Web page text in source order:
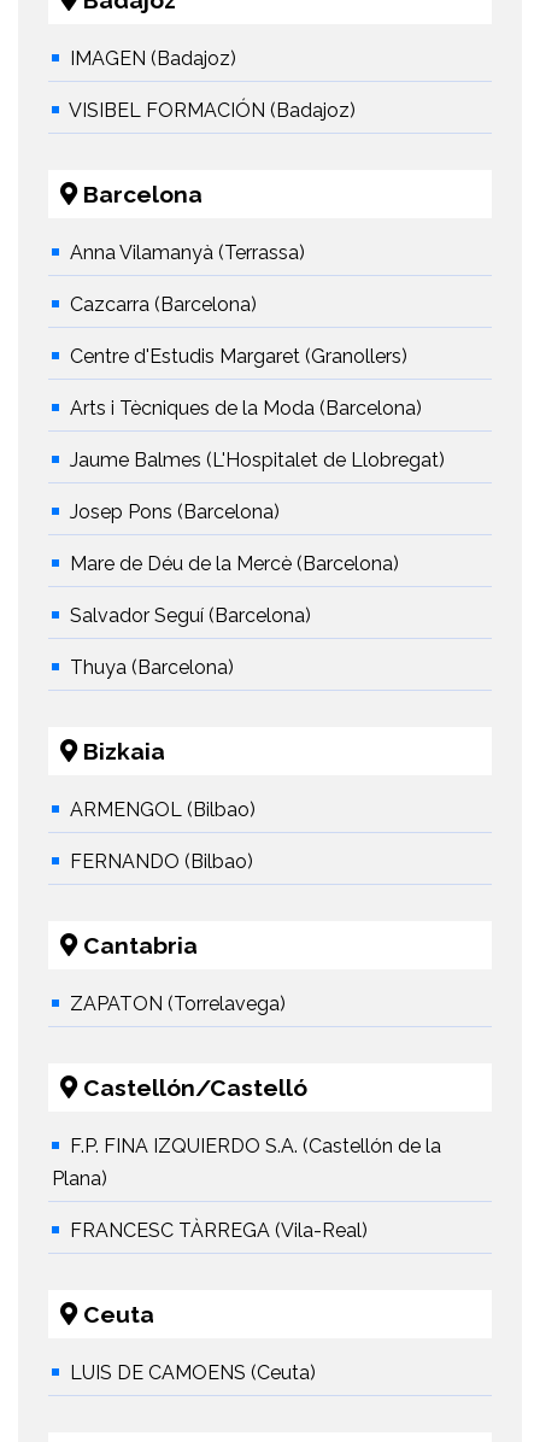
IMAGEN (Badajoz)
VISIBEL FORMACIÓN (Badajoz)
Barcelona
Anna Vilamanyà (Terrassa)
Cazcarra (Barcelona)
Centre d'Estudis Margaret (Granollers)
Arts i Tècniques de la Moda (Barcelona)
Jaume Balmes (L'Hospitalet de Llobregat)
Josep Pons (Barcelona)
Mare de Déu de la Mercè (Barcelona)
Salvador Seguí (Barcelona)
Thuya (Barcelona)
Bizkaia
ARMENGOL (Bilbao)
FERNANDO (Bilbao)
Cantabria
ZAPATON (Torrelavega)
Castellón/Castelló
F.P. FINA IZQUIERDO S.A. (Castellón de la
Plana)
FRANCESC TÀRREGA (Vila-Real)
Ceuta
LUIS DE CAMOENS (Ceuta)